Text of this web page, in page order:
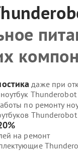
даже при
по ремонту
Thunderobot
на ремонт